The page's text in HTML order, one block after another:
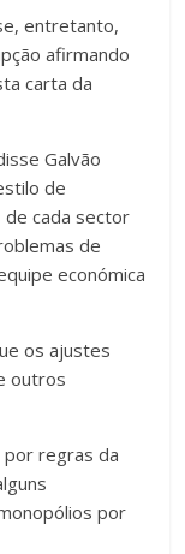
entretanto,
afirmando
carta da
Galvão
de
de cada sector
de
económica
os ajustes
outros
por regras da
por